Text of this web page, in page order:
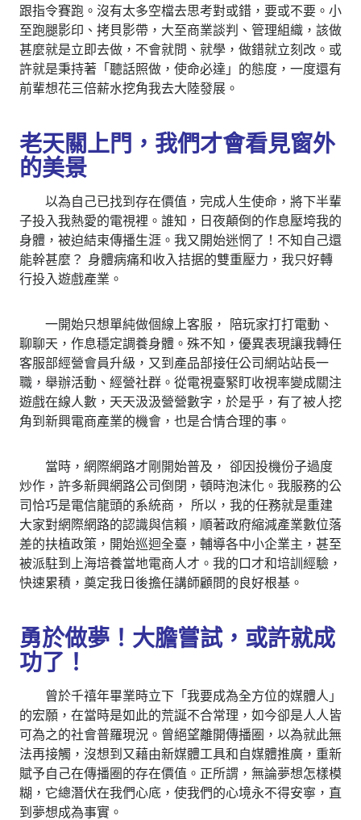
跟指令賽跑。沒有太多空檔去思考對或錯，要或不要。小
至跑腿影印、拷貝影帶，大至商業談判、管理組織，該做
甚麼就是立即去做，不會就問、就學，做錯就立刻改。或
許就是秉持著「聽話照做，使命必達」的態度，一度還有
前輩想花三倍薪水挖角我去大陸發展。
老天關上門，我們才會看見窗外
的美景
以為自己已找到存在價值，完成人生使命，將下半輩
子投入我熱愛的電視裡。誰知，日夜顛倒的作息壓垮我的
身體，被迫結束傳播生涯。我又開始迷惘了！不知自己還
能幹甚麼？ 身體病痛和收入拮据的雙重壓力，我只好轉
行投入遊戲產業。
一開始只想單純做個線上客服， 陪玩家打打電動、
聊聊天，作息穩定調養身體。殊不知，優異表現讓我轉任
客服部經營會員升級，又到產品部接任公司網站站長一
職，舉辦活動、經營社群。從電視臺緊盯收視率變成關注
遊戲在線人數，天天汲汲營營數字，於是乎，有了被人挖
角到新興電商產業的機會，也是合情合理的事。
當時，網際網路才剛開始普及， 卻因投機份子過度
炒作，許多新興網路公司倒閉，頓時泡沫化。我服務的公
司恰巧是電信龍頭的系統商， 所以，我的任務就是重建
大家對網際網路的認識與信賴，順著政府縮減產業數位落
差的扶植政策，開始巡迴全臺，輔導各中小企業主，甚至
被派駐到上海培養當地電商人才。我的口才和培訓經驗，
快速累積，奠定我日後擔任講師顧問的良好根基。
勇於做夢！大膽嘗試，或許就成
功了！
曾於千禧年畢業時立下「我要成為全方位的媒體人」
的宏願，在當時是如此的荒誕不合常理，如今卻是人人皆
可為之的社會普羅現況。曾絕望離開傳播圈，以為就此無
法再接觸，沒想到又藉由新媒體工具和自媒體推廣，重新
賦予自己在傳播圈的存在價值。正所謂，無論夢想怎樣模
糊，它總潛伏在我們心底，使我們的心境永不得安寧，直
到夢想成為事實。